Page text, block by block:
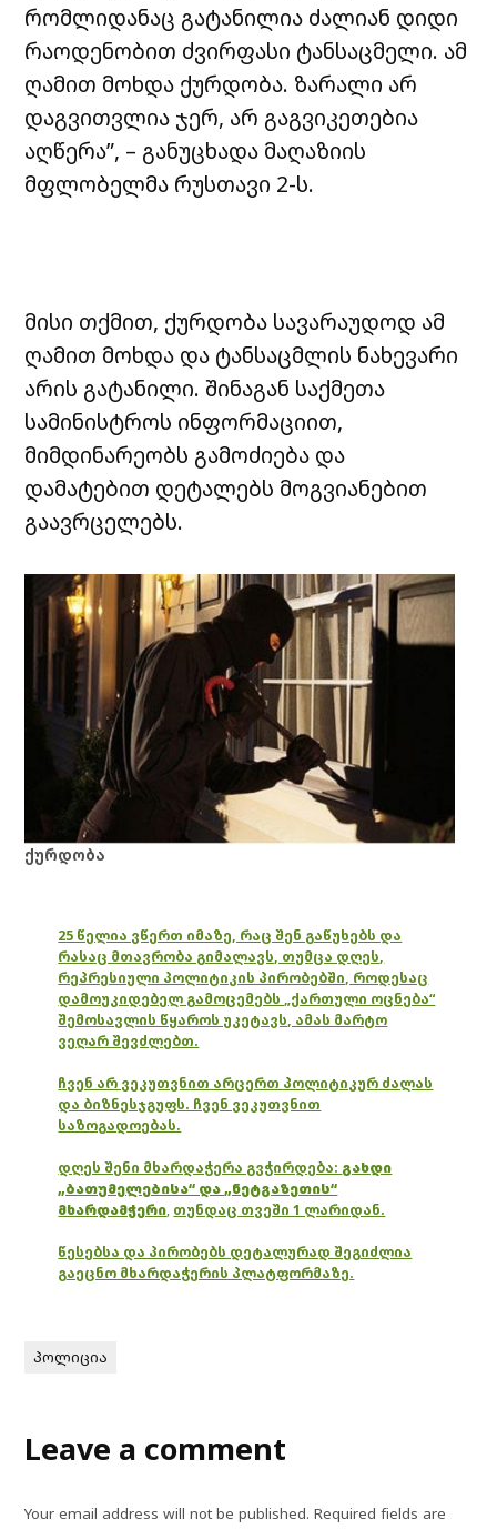
რომლიდანაც გატანილია ძალიან დიდი
რაოდენობით ძვირფასი ტანსაცმელი. ამ
ღამით მოხდა ქურდობა. ზარალი არ
დაგვითვლია ჯერ, არ გაგვიკეთებია
აღწერა”, – განუცხადა მაღაზიის
მფლობელმა რუსთავი 2-ს.
მისი თქმით, ქურდობა სავარაუდოდ ამ
ღამით მოხდა და ტანსაცმლის ნახევარი
არის გატანილი. შინაგან საქმეთა
სამინისტროს ინფორმაციით,
მიმდინარეობს გამოძიება და
დამატებით დეტალებს მოგვიანებით
გაავრცელებს.
ქურდობა
25 წელია ვწერთ იმაზე, რაც შენ გაწუხებს და
რასაც მთავრობა გიმალავს, თუმცა დღეს,
რეპრესიული პოლიტიკის პირობებში, როდესაც
დამოუკიდებელ გამოცემებს „ქართული ოცნება“
შემოსავლის წყაროს უკეტავს, ამას მარტო
ვეღარ შევძლებთ.
ჩვენ არ ვეკუთვნით არცერთ პოლიტიკურ ძალას
და ბიზნესჯგუფს. ჩვენ ვეკუთვნით
საზოგადოებას.
დღეს შენი მხარდაჭერა გვჭირდება: გახდი
„ბათუმელებისა“ და „ნეტგაზეთის“
მხარდამჭერი, თუნდაც თვეში 1 ლარიდან.
წესებსა და პირობებს დეტალურად შეგიძლია
გაეცნო მხარდაჭერის პლატფორმაზე.
პოლიცია
Leave a comment
Your email address will not be published. Required fields are